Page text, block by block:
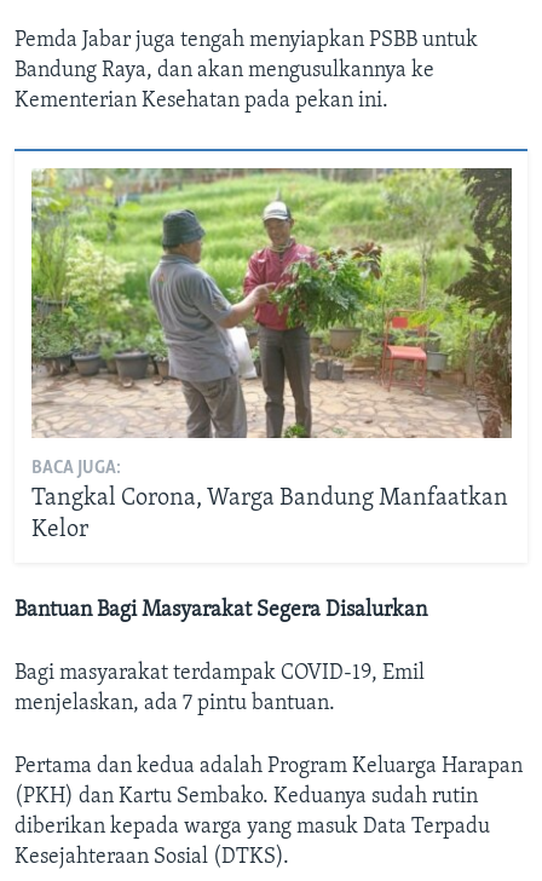
Pemda Jabar juga tengah menyiapkan PSBB untuk
Bandung Raya, dan akan mengusulkannya ke
Kementerian Kesehatan pada pekan ini.
BACA JUGA:
Tangkal Corona, Warga Bandung Manfaatkan
Kelor
Bantuan Bagi Masyarakat Segera Disalurkan
Bagi masyarakat terdampak COVID-19, Emil
menjelaskan, ada 7 pintu bantuan.
Pertama dan kedua adalah Program Keluarga Harapan
(PKH) dan Kartu Sembako. Keduanya sudah rutin
diberikan kepada warga yang masuk Data Terpadu
Kesejahteraan Sosial (DTKS).